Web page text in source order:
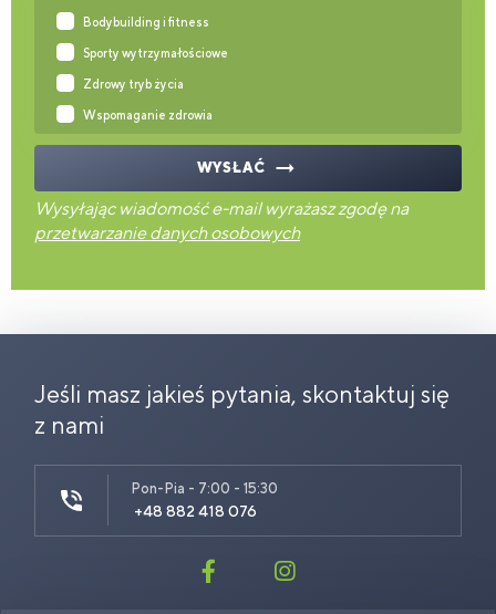
Bodybuilding i fitness
Sporty wytrzymałościowe
Zdrowy tryb życia
Wspomaganie zdrowia
WYSŁAĆ
Wysyłając wiadomość e-mail wyrażasz zgodę na
przetwarzanie danych osobowych
Jeśli masz jakieś pytania, skontaktuj się
z nami
Pon-Pia - 7:00 - 15:30
+48 882 418 076